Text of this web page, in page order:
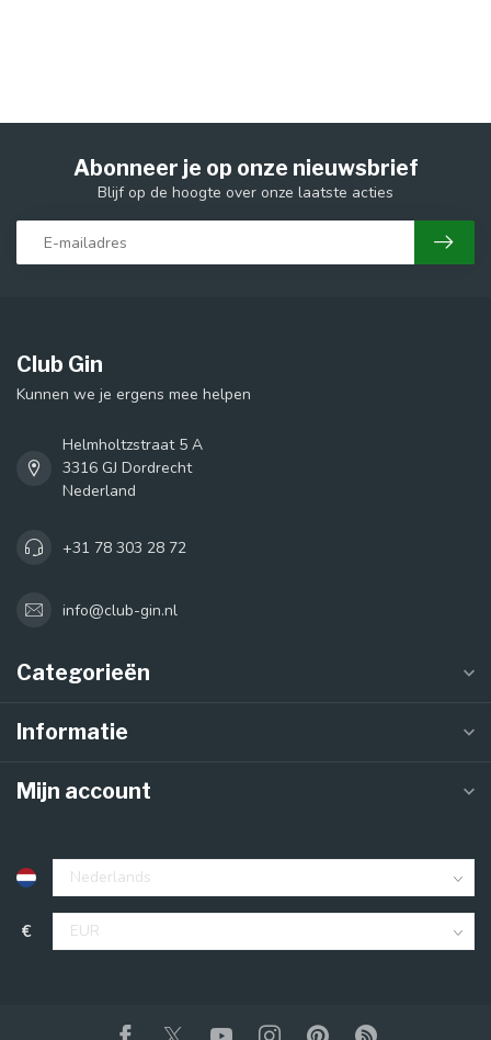
Abonneer je op onze nieuwsbrief
Blijf op de hoogte over onze laatste acties
Club Gin
Kunnen we je ergens mee helpen
Helmholtzstraat 5 A
3316 GJ Dordrecht
Nederland
+31 78 303 28 72
info@club-gin.nl
Categorieën
Informatie
Mijn account
€